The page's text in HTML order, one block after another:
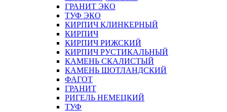
ГРАНИТ ЭКО
ТУФ ЭКО
КИРПИЧ КЛИНКЕРНЫЙ
КИРПИЧ
КИРПИЧ РИЖСКИЙ
КИРПИЧ РУСТИКАЛЬНЫЙ
КАМЕНЬ СКАЛИСТЫЙ
КАМЕНЬ ШОТЛАНДСКИЙ
ФАГОТ
ГРАНИТ
РИГЕЛЬ НЕМЕЦКИЙ
ТУФ